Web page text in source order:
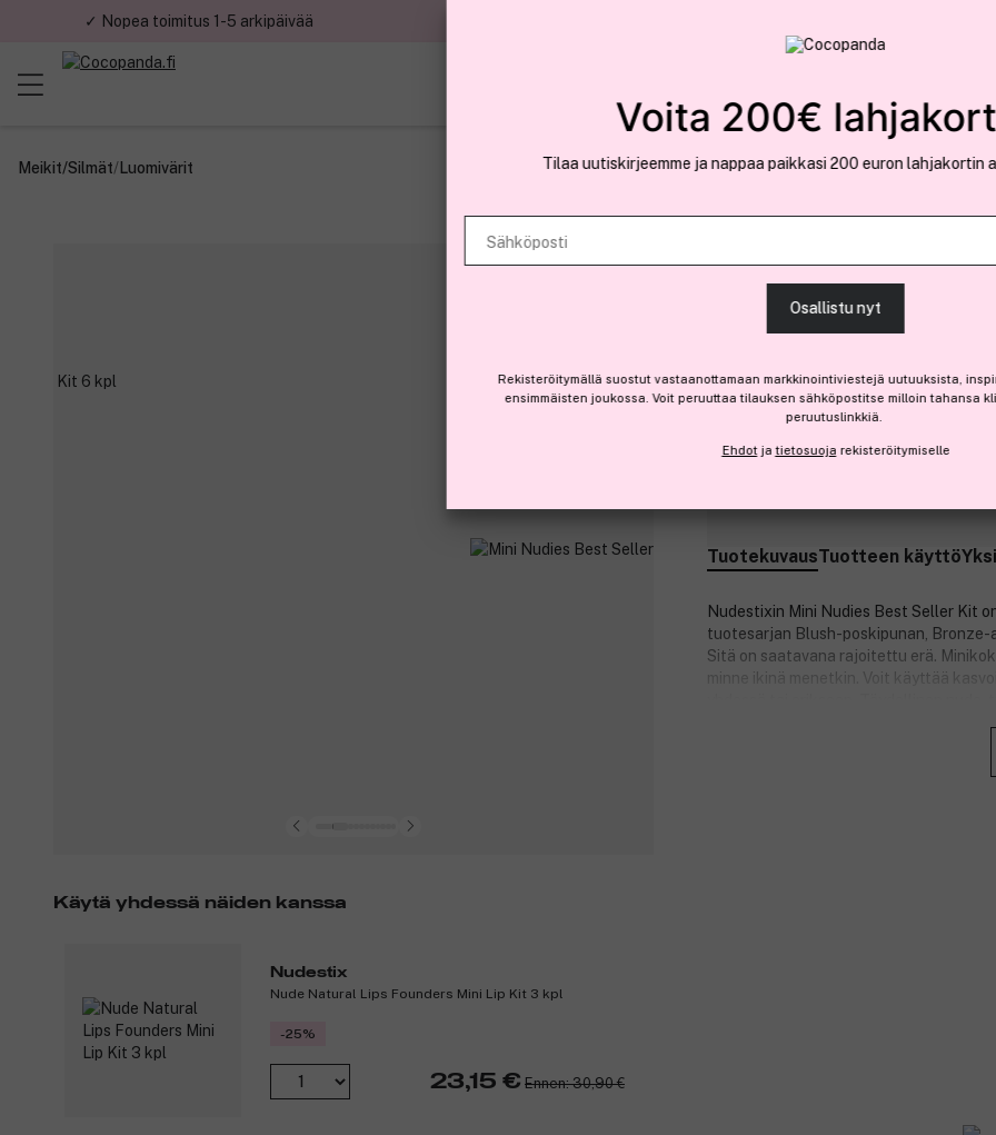
✓ Nopea toimitus 1-5 arkipäivää
Meikit/Silmät/Luomivärit
Nudestix
Mini Nudies Best Seller Kit
47,10 €
Ennen: 58,90 €|47,10 € / kpl
TuotekuvausTuotteen käyttö
Nudestixin Mini Nudies Best Seller Kit
tuotesarjan Blush-poskipunan,
Sitä on saatavana rajoitettu erä.
minne ikinä menetkin. Voit käyttää
Nudies Matte All-Over Face
Käytä yhdessä näiden kanssa
Nudestix
Nude Natural Lips Founders Mini Lip Kit 3 kpl
-25%
23,15 € Ennen: 30,90 €
Voita 200€ lahjakortti🩷
Tilaa uutiskirjeemme ja nappaa paikkasi 200 euron lahjakortin arvontaan.
Osallistu nyt
Rekisteröitymällä suostut vastaanottamaan markkinointiviestejä uutuuksista, inspiraatiosta ja
ensimmäisten joukossa. Voit peruuttaa tilauksen sähköpostitse milloin tahansa klikkaamalla
peruutuslinkkiä.
tietosuojarekisteröitymiselle